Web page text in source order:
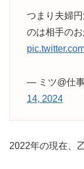
つまり夫婦
のは相手の
— ミツ@仕
14, 2024
2022年の現在、